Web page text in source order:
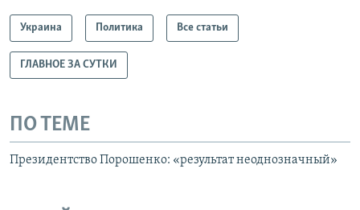
Украина Политика Все статьи
ГЛАВНОЕ ЗА СУТКИ
ПО ТЕМЕ
Президентство Порошенко: «результат неоднозначный»